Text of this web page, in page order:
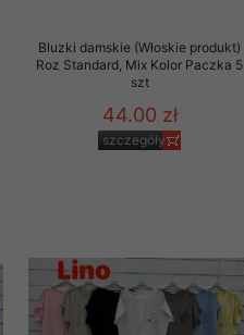
Bluzki damskie (Włoskie produkt)
Roz Standard, Mix Kolor Paczka 5
szt
44.00 zł
szczegóły